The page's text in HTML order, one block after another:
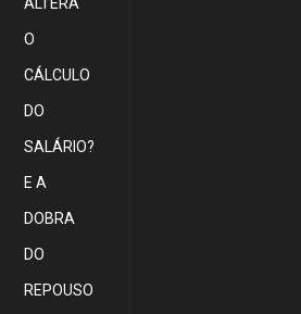
O
CÁLCULO
DO
SALÁRIO?
E A
DOBRA
DO
REPOUSO